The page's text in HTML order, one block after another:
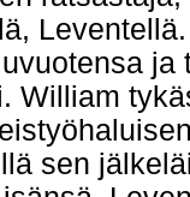
ja
William
sen